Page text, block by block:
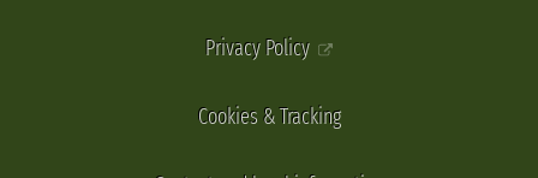
Privacy Policy
Cookies & Tracking